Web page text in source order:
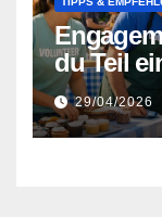
du Teil
29/04/2026